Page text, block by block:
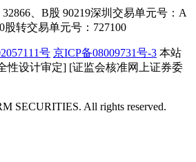
、B股 90219深圳交易单元号：A
股转交易单元号：727100
号 京ICP备08009731号-3 本站
性设计审定] [证监会核准网上证券委
SECURITIES. All rights reserved.